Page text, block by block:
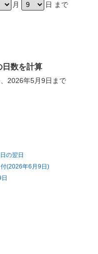
月 日 まで
日数を計算
2026年5月9日まで
の翌日
(2026年6月9日)